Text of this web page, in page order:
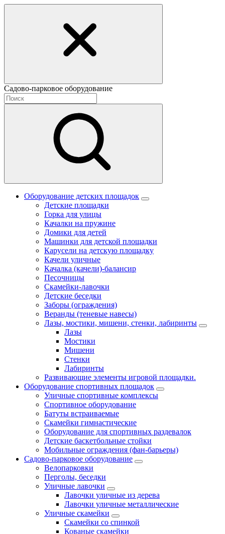
Садово-парковое оборудование
Оборудование детских площадок
Детские площадки
Горка для улицы
Качалки на пружине
Домики для детей
Машинки для детской площадки
Карусели на детскую площадку
Качели уличные
Качалка (качели)-балансир
Песочницы
Скамейки-лавочки
Детские беседки
Заборы (ограждения)
Веранды (теневые навесы)
Лазы, мостики, мишени, стенки, лабиринты
Лазы
Мостики
Мишени
Стенки
Лабиринты
Развивающие элементы игровой площадки.
Оборудование спортивных площадок
Уличные спортивные комплексы
Спортивное оборудование
Батуты встраиваемые
Скамейки гимнастические
Оборудование для спортивных раздевалок
Детские баскетбольные стойки
Мобильные ограждения (фан-барьеры)
Садово-парковое оборудование
Велопарковки
Перголы, беседки
Уличные лавочки
Лавочки уличные из дерева
Лавочки уличные металлические
Уличные скамейки
Скамейки со спинкой
Кованые скамейки